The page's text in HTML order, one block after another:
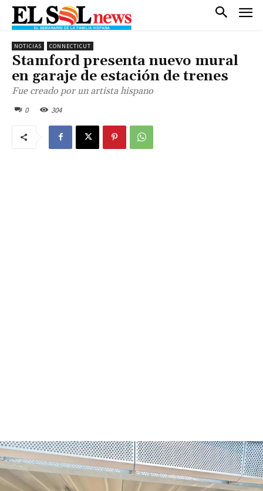
NOTICIAS CONNECTICUT
Stamford presenta nuevo mural
en garaje de estación de trenes
Fue creado por un artista hispano
0 304